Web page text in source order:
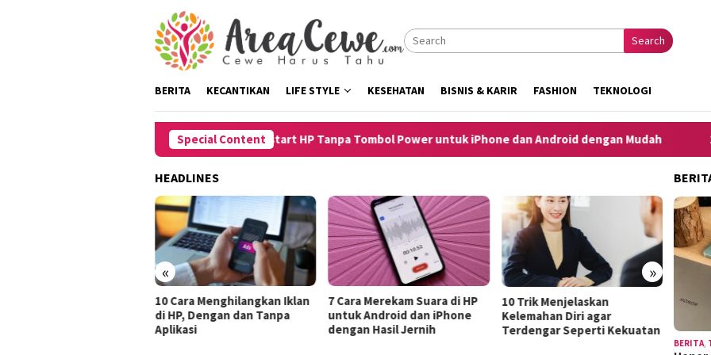
Search
BERITA KECANTIKAN LIFE STYLE KESEHATAN BISNIS & KARIR FASHION TEKNOLOGI
Special Content
8 Cara Restart HP Tanpa Tombol Power untuk iPhone dan Android dengan Mudah 10
HEADLINES
« »
10 Cara Menghilangkan Iklan
di HP, Dengan dan Tanpa
Aplikasi
7 Cara Merekam Suara di HP
untuk Android dan iPhone
dengan Hasil Jernih
10 Trik Menjelaskan
Kelemahan Diri agar
Terdengar Seperti Kekuatan
10
BERITA